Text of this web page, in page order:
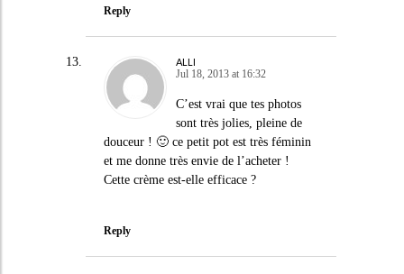
Reply
ALLI
Jul 18, 2013 at 16:32
C’est vrai que tes photos
sont très jolies, pleine de
douceur ! 🙂 ce petit pot est très féminin
et me donne très envie de l’acheter !
Cette crème est-elle efficace ?
Reply